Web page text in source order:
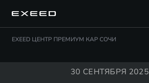
EXEED ЦЕНТР ПРЕМИУМ КАР СОЧИ
30 СЕНТЯБРЯ 2025